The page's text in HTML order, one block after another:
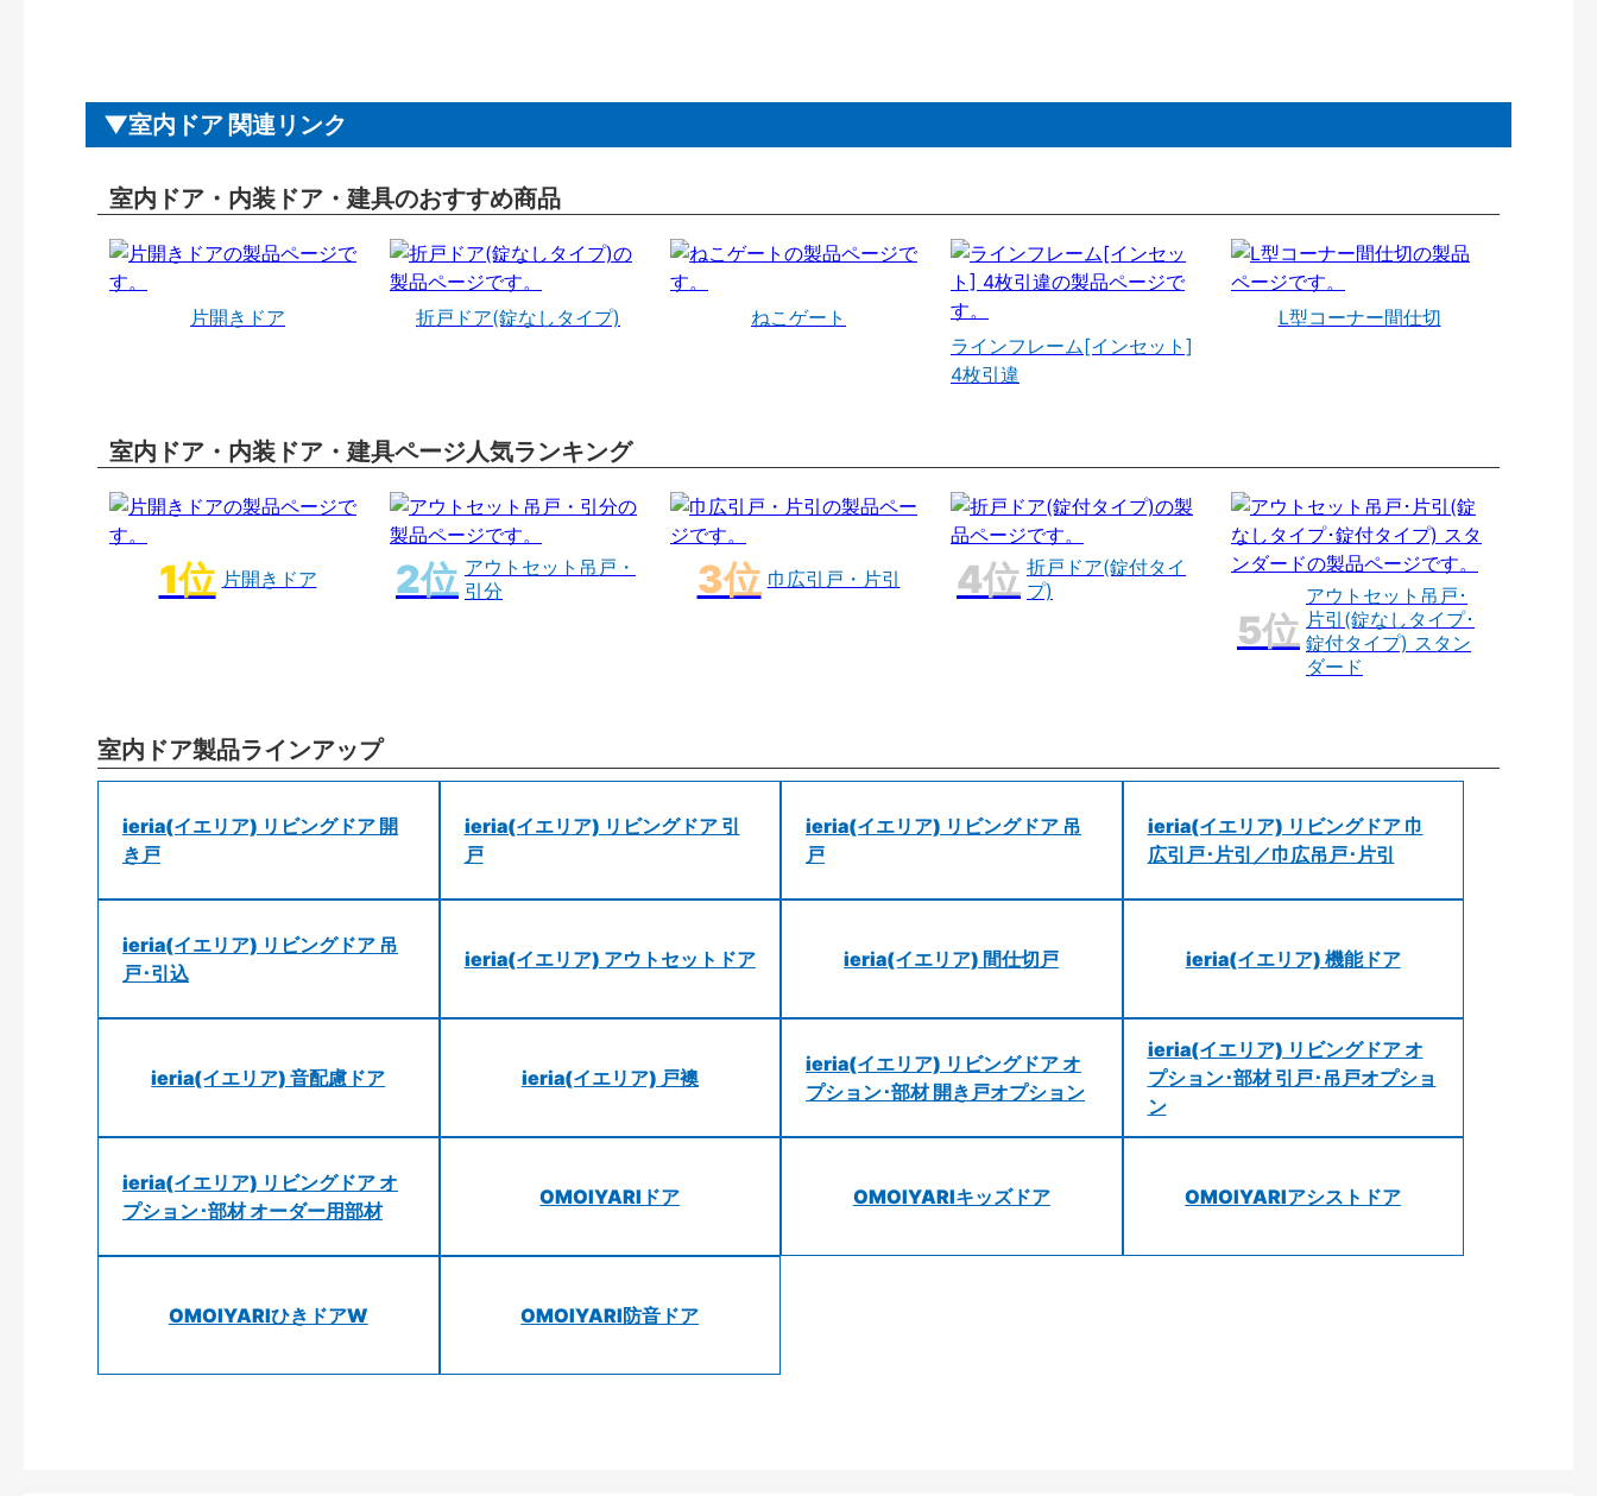
室内ドア 関連リンク
室内ドア・内装ドア・建具のおすすめ商品
片開きドア 折戸ドア(錠なしタイプ)
ねこゲート
ラインフレーム[インセット]
4枚引違
L型コーナー間仕切
室内ドア・内装ドア・建具ページ人気ランキング
片開きドア
アウトセット吊戸・
引分
巾広引戸・片引
折戸ドア(錠付タイ
プ)
アウトセット吊戸･
片引(錠なしタイプ･
錠付タイプ) スタン
ダード
室内ドア製品ラインアップ
ieria(イエリア) リビングドア 開
き戸
ieria(イエリア) リビングドア 引
戸
ieria(イエリア) リビングドア 吊
戸
ieria(イエリア) リビングドア 巾
広引戸･片引／巾広吊戸･片引
ieria(イエリア) リビングドア 吊
戸･引込
ieria(イエリア) アウトセットドア ieria(イエリア) 間仕切戸 ieria(イエリア) 機能ドア
ieria(イエリア) 音配慮ドア ieria(イエリア) 戸襖
ieria(イエリア) リビングドア オ
プション･部材 開き戸オプション
ieria(イエリア) リビングドア オ
プション･部材 引戸･吊戸オプショ
ン
ieria(イエリア) リビングドア オ
プション･部材 オーダー用部材
OMOIYARIドア OMOIYARIキッズドア OMOIYARIアシストドア
OMOIYARIひきドアW OMOIYARI防音ドア